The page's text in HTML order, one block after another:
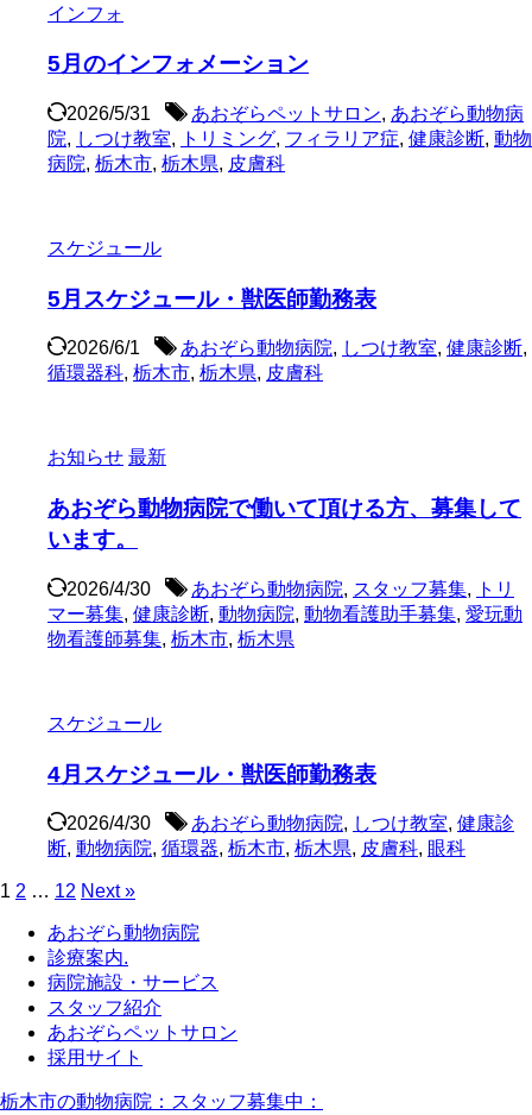
インフォ
5月のインフォメーション
2026/5/31 あおぞらペットサロン, あおぞら動物病
院, しつけ教室, トリミング, フィラリア症, 健康診断, 動物
病院, 栃木市, 栃木県, 皮膚科
スケジュール
5月スケジュール・獣医師勤務表
2026/6/1 あおぞら動物病院, しつけ教室, 健康診断,
循環器科, 栃木市, 栃木県, 皮膚科
お知らせ 最新
あおぞら動物病院で働いて頂ける方、募集して
います。
2026/4/30 あおぞら動物病院, スタッフ募集,
トリ
マー募集, 健康診断, 動物病院, 動物看護助手募集, 愛玩動
物看護師募集, 栃木市, 栃木県
スケジュール
4月スケジュール・獣医師勤務表
2026/4/30 あおぞら動物病院, しつけ教室, 健康診
断, 動物病院, 循環器, 栃木市, 栃木県, 皮膚科, 眼科
1 2 … 12 Next »
あおぞら動物病院
診療案内.
病院施設・サービス
スタッフ紹介
あおぞらペットサロン
採用サイト
栃木市の動物病院：スタッフ募集中：